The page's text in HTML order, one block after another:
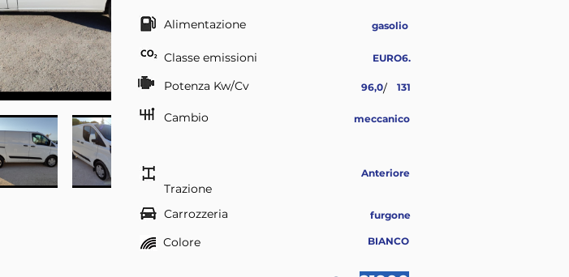
gasolio
Alimentazione
Classe emissioni
Potenza Kw/Cv
EURO6.
96,0 131
/
meccanico
Cambio
Anteriore
Trazione
Carrozzeria
furgone
BIANCO
Colore